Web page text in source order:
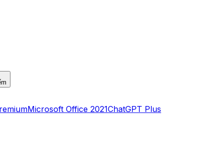
Microsoft Office 2021ChatGPT Plus